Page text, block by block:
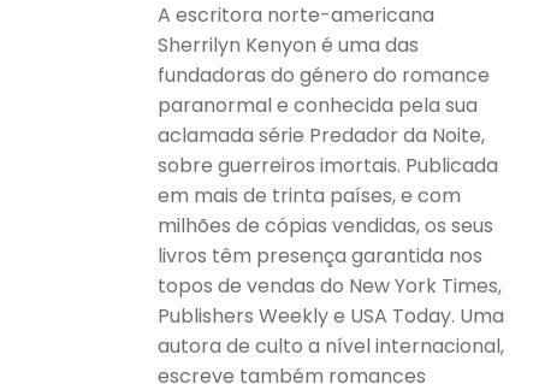
A escritora norte-americana
Sherrilyn Kenyon é uma das
fundadoras do género do romance
paranormal e conhecida pela sua
aclamada série Predador da Noite,
sobre guerreiros imortais. Publicada
em mais de trinta países, e com
milhões de cópias vendidas, os seus
livros têm presença garantida nos
topos de vendas do New York Times,
Publishers Weekly e USA Today. Uma
autora de culto a nível internacional,
escreve também romances